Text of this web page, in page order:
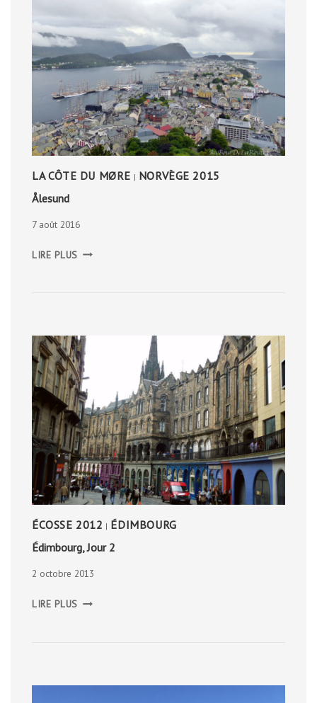
LA CÔTE DU MØRE | NORVÈGE 2015
Ålesund
7 août 2016
LIRE PLUS
ÉCOSSE 2012 | ÉDIMBOURG
Édimbourg, Jour 2
2 octobre 2013
LIRE PLUS JOUR